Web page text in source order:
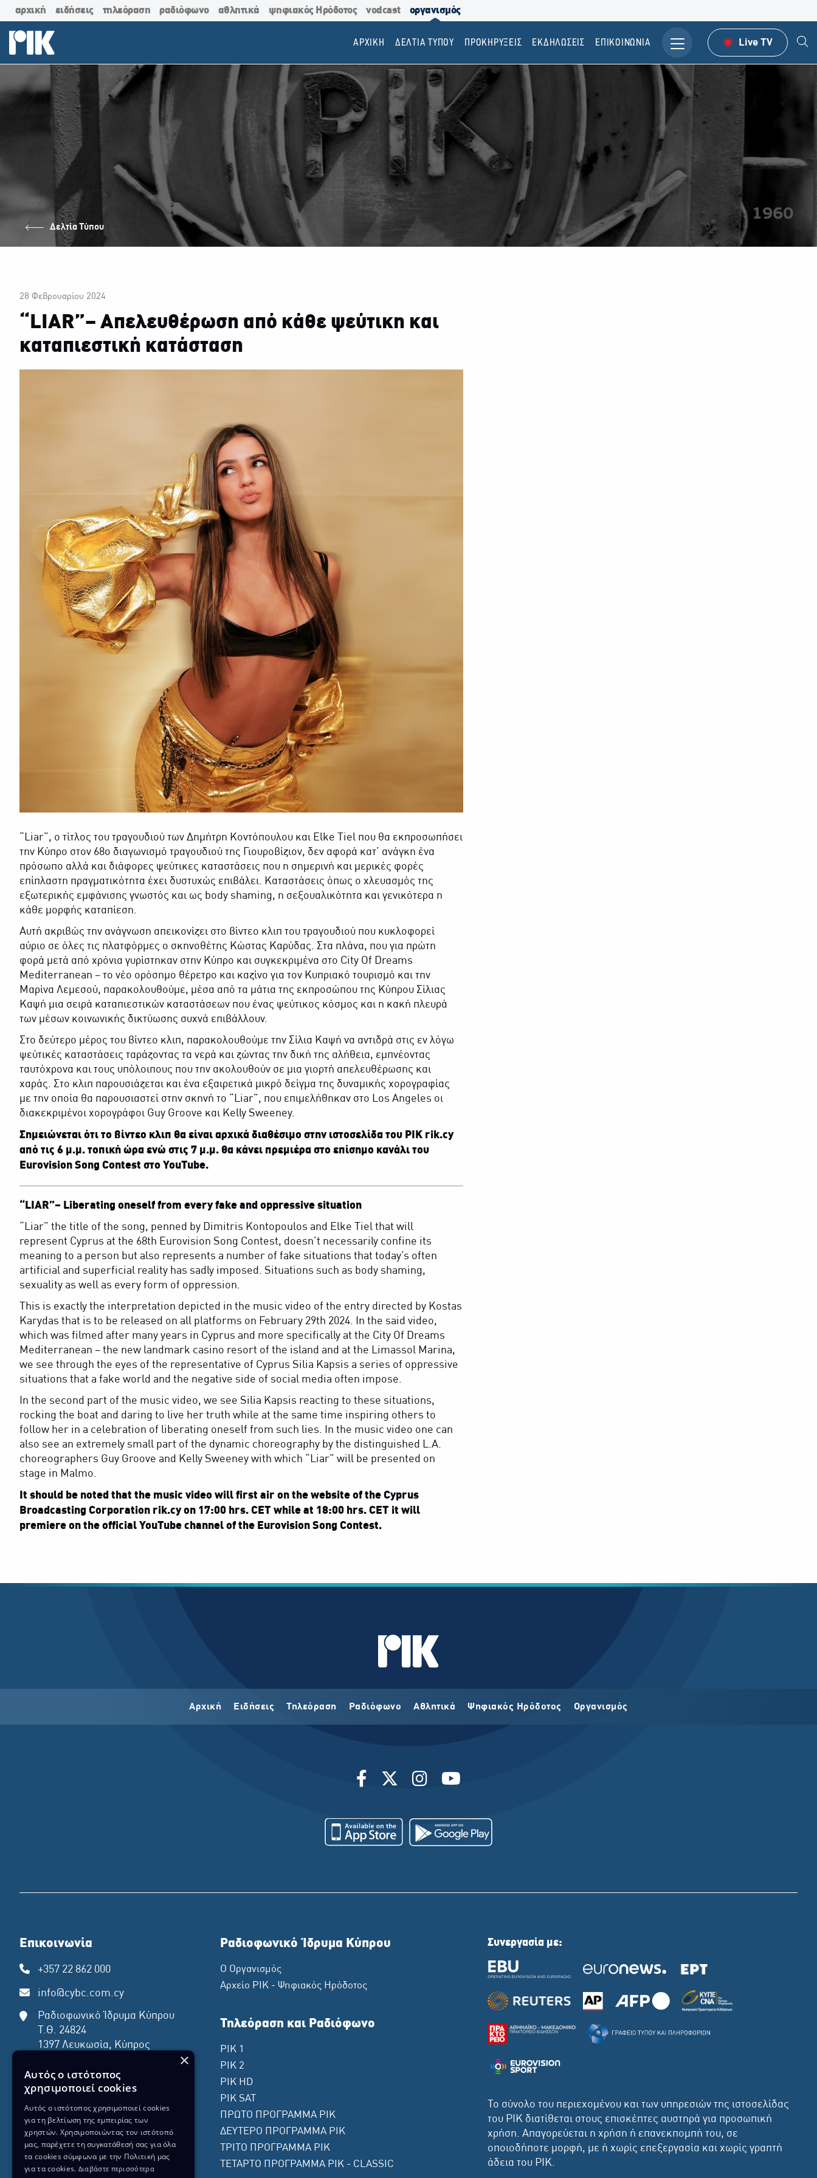
αρχική ειδήσεις τηλεόραση ραδιόφωνο αθλητικά ψηφιακός Ηρόδοτος vodcast οργανισμός
ΑΡΧΙΚΗ ΔΕΛΤΙΑ ΤΥΠΟΥ ΠΡΟΚΗΡΥΞΕΙΣ EΚΔΗΛΩΣΕΙΣ ΕΠΙΚΟΙΝΩΝΙΑ Live TV
Δελτία Τύπου
28 Φεβρουαρίου 2024
“LIAR”– Απελευθέρωση από κάθε ψεύτικη και
καταπιεστική κατάσταση
“Liar”, ο τίτλος του τραγουδιού των Δημήτρη Κοντόπουλου και Elke Tiel που θα εκπροσωπήσει
την Κύπρο στον 68ο διαγωνισμό τραγουδιού της Γιουροβίζιον, δεν αφορά κατ’ ανάγκη ένα
πρόσωπο αλλά και διάφορες ψεύτικες καταστάσεις που η σημερινή και μερικές φορές
επίπλαστη πραγματικότητα έχει δυστυχώς επιβάλει. Καταστάσεις όπως ο χλευασμός της
εξωτερικής εμφάνισης γνωστός και ως body shaming, η σεξουαλικότητα και γενικότερα η
κάθε μορφής καταπίεση.
Αυτή ακριβώς την ανάγνωση απεικονίζει στο βίντεο κλιπ του τραγουδιού που κυκλοφορεί
αύριο σε όλες τις πλατφόρμες ο σκηνοθέτης Κώστας Καρύδας. Στα πλάνα, που για πρώτη
φορά μετά από χρόνια γυρίστηκαν στην Κύπρο και συγκεκριμένα στο City Of Dreams
Mediterranean – το νέο ορόσημο θέρετρο και καζίνο για τον Κυπριακό τουρισμό και την
Μαρίνα Λεμεσού, παρακολουθούμε, μέσα από τα μάτια της εκπροσώπου της Κύπρου Σίλιας
Καψή μια σειρά καταπιεστικών καταστάσεων που ένας ψεύτικος κόσμος και η κακή πλευρά
των μέσων κοινωνικής δικτύωσης συχνά επιβάλλουν.
Στο δεύτερο μέρος του βίντεο κλιπ, παρακολουθούμε την Σίλια Καψή να αντιδρά στις εν λόγω
ψεύτικές καταστάσεις ταράζοντας τα νερά και ζώντας την δική της αλήθεια, εμπνέοντας
ταυτόχρονα και τους υπόλοιπους που την ακολουθούν σε μια γιορτή απελευθέρωσης και
χαράς. Στο κλιπ παρουσιάζεται και ένα εξαιρετικά μικρό δείγμα της δυναμικής χορογραφίας
με την οποία θα παρουσιαστεί στην σκηνή το “Liar”, που επιμελήθηκαν στο Los Angeles οι
διακεκριμένοι χορογράφοι Guy Groove και Kelly Sweeney.
Σημειώνεται ότι το βίντεο κλιπ θα είναι αρχικά διαθέσιμο στην ιστοσελίδα του ΡΙΚ rik.cy
από τις 6 μ.μ. τοπική ώρα ενώ στις 7 μ.μ. θα κάνει πρεμιέρα στο επίσημο κανάλι του
Eurovision Song Contest στο YouTube.
“LIAR”– Liberating oneself from every fake and oppressive situation
“Liar” the title of the song, penned by Dimitris Kontopoulos and Elke Tiel that will
represent Cyprus at the 68th Eurovision Song Contest, doesn’t necessarily confine its
meaning to a person but also represents a number of fake situations that today’s often
artificial and superficial reality has sadly imposed. Situations such as body shaming,
sexuality as well as every form of oppression.
This is exactly the interpretation depicted in the music video of the entry directed by Kostas
Karydas that is to be released on all platforms on February 29th 2024. In the said video,
which was filmed after many years in Cyprus and more specifically at the City Of Dreams
Mediterranean – the new landmark casino resort of the island and at the Limassol Marina,
we see through the eyes of the representative of Cyprus Silia Kapsis a series of oppressive
situations that a fake world and the negative side of social media often impose.
In the second part of the music video, we see Silia Kapsis reacting to these situations,
rocking the boat and daring to live her truth while at the same time inspiring others to
follow her in a celebration of liberating oneself from such lies. In the music video one can
also see an extremely small part of the dynamic choreography by the distinguished L.A.
choreographers Guy Groove and Kelly Sweeney with which “Liar” will be presented on
stage in Malmo.
It should be noted that the music video will first air on the website of the Cyprus
Broadcasting Corporation rik.cyon 17:00 hrs. CET while at 18:00 hrs. CET it will
premiere on the official YouTube channel of the Eurovision Song Contest.
Αρχική Ειδήσεις Τηλεόραση Ραδιόφωνο Αθλητικά Ψηφιακός Ηρόδοτος Οργανισμός
Επικοινωνία
+357 22 862 000
info@cybc.com.cy
Ραδιοφωνικό Ίδρυμα Κύπρου
Τ.Θ. 24824
1397 Λευκωσία, Κύπρος
Ραδιοφωνικό Ίδρυμα Κύπρου
Ο Οργανισμός
Αρχείο ΡΙΚ - Ψηφιακός Ηρόδοτος
Τηλεόραση και Ραδιόφωνο
ΡΙΚ 1
ΡΙΚ 2
ΡΙΚ HD
ΡΙΚ SAT
ΠΡΩΤΟ ΠΡΟΓΡΑΜΜΑ ΡΙΚ
ΔΕΥΤΕΡΟ ΠΡΟΓΡΑΜΜΑ ΡΙΚ
ΤΡΙΤΟ ΠΡΟΓΡΑΜΜΑ ΡΙΚ
ΤΕΤΑΡΤΟ ΠΡΟΓΡΑΜΜΑ ΡΙΚ - CLASSIC
Συνεργασία με:
Το σύνολο του περιεχομένου και των υπηρεσιών της ιστοσελίδας
του ΡΙΚ διατίθεται στους επισκέπτες αυστηρά για προσωπική
χρήση. Απαγορεύεται η χρήση ή επανεκπομπή του, σε
οποιοδήποτε μορφή, με ή χωρίς επεξεργασία και χωρίς γραπτή
άδεια του ΡΙΚ.
×
Αυτός ο ιστότοπος
χρησιμοποιεί cookies
Αυτός ο ιστότοπος χρησιμοποιεί cookies
για τη βελτίωση της εμπειρίας των
χρηστών. Χρησιμοποιώντας τον ιστότοπό
μας, παρέχετε τη συγκατάθεσή σας για όλα
τα cookies σύμφωνα με την Πολιτική μας
για τα cookies. Διαβάστε περισσότερα